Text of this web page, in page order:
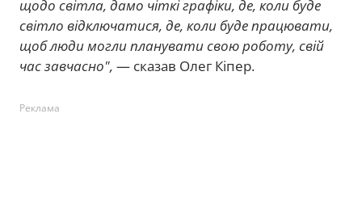
щодо світла, дамо чіткі графіки, де, коли буде
світло відключатися, де, коли буде працювати,
щоб люди могли планувати свою роботу, свій
час завчасно", — сказав Олег Кіпер.
Реклама